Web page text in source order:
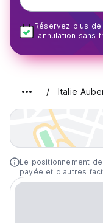
Réservez plus
l'annulation sans
Italie
Le positionnement
payée et d'autres